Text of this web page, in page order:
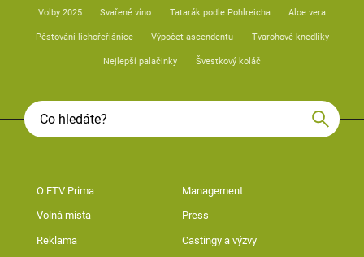
Volby 2025 Svařené víno Tatarák podle Pohlreicha Aloe vera
Pěstování lichořeřišnice Výpočet ascendentu Tvarohové knedlíky
Nejlepší palačinky Švestkový koláč
O FTV Prima Management
Volná místa Press
Reklama Castingy a výzvy